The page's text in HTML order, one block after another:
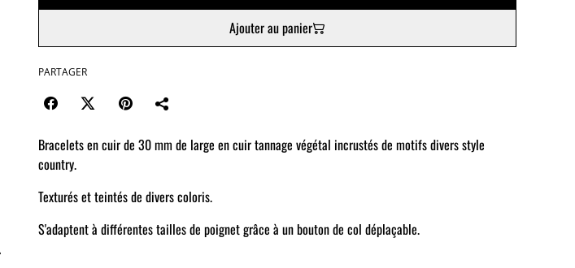
Ajouter au panier
PARTAGER
Bracelets en cuir de 30 mm de large en cuir tannage végétal incrustés de motifs divers style
country.
Texturés et teintés de divers coloris.
S'adaptent à différentes tailles de poignet grâce à un bouton de col déplaçable.